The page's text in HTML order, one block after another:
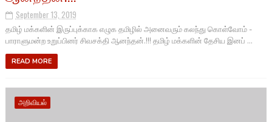
September 13, 2019
தமிழ் மக்களின் இருப்புக்காக எழுக தமிழில் அனைவரும் கலந்து கொள்வோம் -
பாராளுமன்ற உறுப்பினர் சிவசக்தி ஆனந்தன்.!!! தமிழ் மக்களின் தேசிய இனப் ...
READ MORE
அறிவியல்